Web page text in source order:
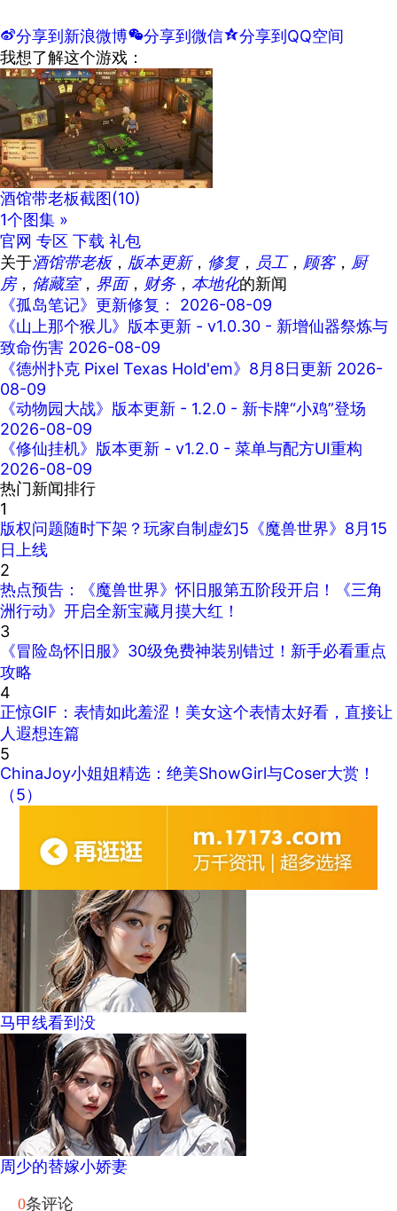
t分享到新浪微博w分享到微信z分享到QQ空间
我想了解这个游戏：
酒馆带老板截图(10)
1个图集 »
官网 专区 下载 礼包
关于酒馆带老板， 版本更新， 修复， 员工， 顾客， 厨
房， 储藏室， 界面， 财务， 本地化的新闻
《孤岛笔记》更新修复：
2026-08-09
《山上那个猴儿》版本更新 - v1.0.30 - 新增仙器祭炼与
致命伤害 2026-08-09
《德州扑克 Pixel Texas Hold'em》8月8日更新 2026-
08-09
《动物园大战》版本更新 - 1.2.0 - 新卡牌“小鸡”登场
2026-08-09
《修仙挂机》版本更新 - v1.2.0 - 菜单与配方UI重构
2026-08-09
热门新闻排行
1
版权问题随时下架？玩家自制虚幻5《魔兽世界》8月15
日上线
2
热点预告：《魔兽世界》怀旧服第五阶段开启！《三角
洲行动》开启全新宝藏月摸大红！
3
《冒险岛怀旧服》30级免费神装别错过！新手必看重点
攻略
4
正惊GIF：表情如此羞涩！美女这个表情太好看，直接让
人遐想连篇
5
ChinaJoy小姐姐精选：绝美ShowGirl与Coser大赏！
（5）
马甲线看到没
周少的替嫁小娇妻
0条评论